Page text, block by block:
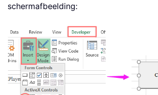
schermafbeelding: